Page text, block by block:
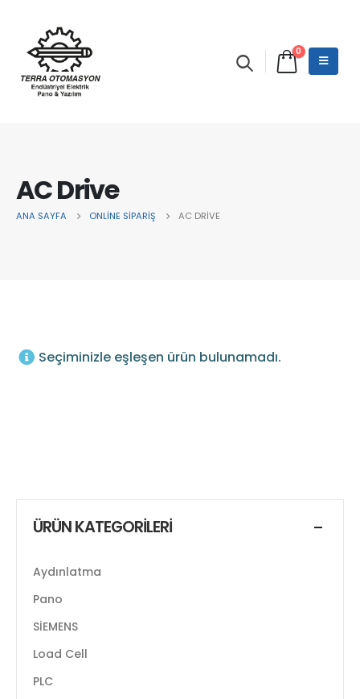
0
AC Drive
ANA SAYFA ONLINE SIPARIŞ AC DRIVE
Seçiminizle eşleşen ürün bulunamadı.
ÜRÜN KATEGORILERI
Aydınlatma
Pano
SİEMENS
Load Cell
PLC